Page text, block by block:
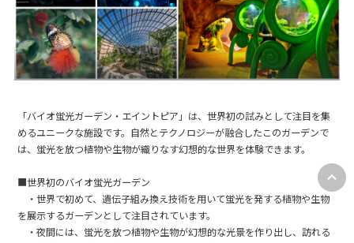
「バイオ蛍光ガーデン・エイントピア」は、世界初の試みとして注目を集
めるユニークな施設です。自然とテクノロジーが融合したこのガーデンで
は、蛍光を放つ植物や生物が織りなす幻想的な世界を体験できます。
■世界初のバイオ蛍光ガーデン
・世界で初めて、遺伝子組み換え技術を用いて蛍光を発する植物や生物
を展示するガーデンとして注目されています。
・夜間には、蛍光を放つ植物や生物が幻想的な光景を作り出し、訪れる